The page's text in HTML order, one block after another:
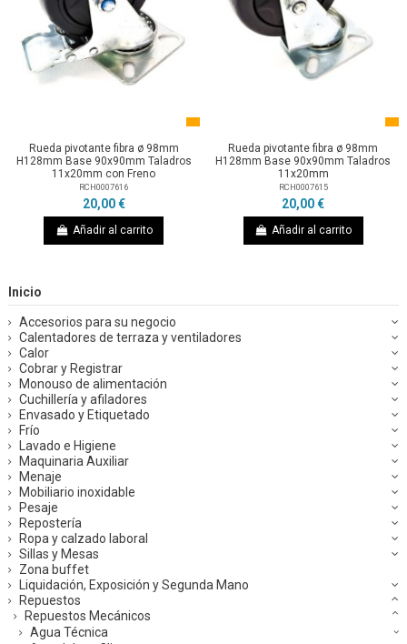
Rueda pivotante fibra ø 98mm
H128mm Base 90x90mm Taladros
11x20mm con Freno
RCH0007616
20,00 €
Añadir al carrito
Rueda pivotante fibra ø 98mm
H128mm Base 90x90mm Taladros
11x20mm
RCH0007615
20,00 €
Añadir al carrito
Inicio
Accesorios para su negocio
Calentadores de terraza y ventiladores
Calor
Cobrar y Registrar
Monouso de alimentación
Cuchillería y afiladores
Envasado y Etiquetado
Frío
Lavado e Higiene
Maquinaria Auxiliar
Menaje
Mobiliario inoxidable
Pesaje
Repostería
Ropa y calzado laboral
Sillas y Mesas
Zona buffet
Liquidación, Exposición y Segunda Mano
Repuestos
Repuestos Mecánicos
Agua Técnica